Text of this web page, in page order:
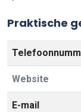
Praktische
Website
E-mail